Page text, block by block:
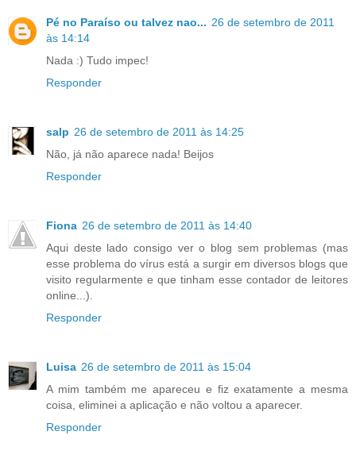
Pé no Paraíso ou talvez nao... 26 de setembro de 2011
às 14:14
Nada :) Tudo impec!
Responder
salp 26 de setembro de 2011 às 14:25
Não, já não aparece nada! Beijos
Responder
Fiona 26 de setembro de 2011 às 14:40
Aqui deste lado consigo ver o blog sem problemas (mas
esse problema do vírus está a surgir em diversos blogs que
visito regularmente e que tinham esse contador de leitores
online...).
Responder
Luisa 26 de setembro de 2011 às 15:04
A mim também me apareceu e fiz exatamente a mesma
coisa, eliminei a aplicação e não voltou a aparecer.
Responder